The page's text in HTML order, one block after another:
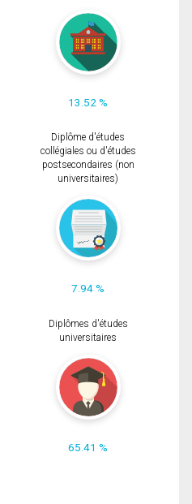
13.52 %
Diplôme d'études
collégiales ou d'études
postsecondaires (non
universitaires)
7.94 %
Diplômes d'études
universitaires
65.41 %